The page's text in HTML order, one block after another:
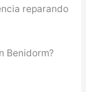
reparando
Benidorm?